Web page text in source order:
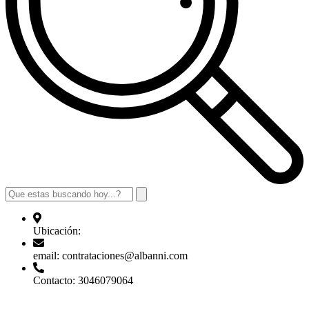
Ubicación:
email: contrataciones@albanni.com
Contacto: 3046079064